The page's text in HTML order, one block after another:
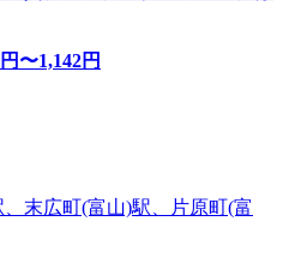
円〜1,142円
末広町(富山)駅、片原町(富